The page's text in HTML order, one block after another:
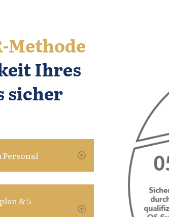
-Methode
Ihres
sicher
Personal
& 5-